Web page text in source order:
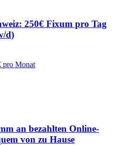
250€ Fixum pro Tag
d)
pro Monat
an bezahlten Online-
von zu Hause